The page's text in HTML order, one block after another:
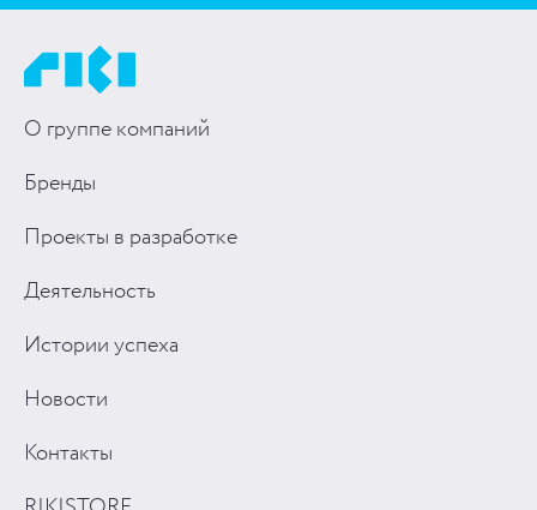
О группе компаний
Бренды
Проекты в разработке
Деятельность
Истории успеха
Новости
Контакты